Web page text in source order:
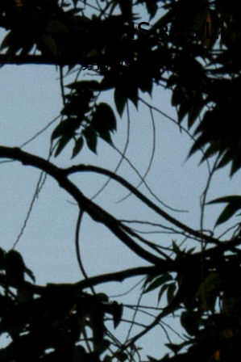
跳
至
主
內
MENS 30S LIFE
男子的日常生活